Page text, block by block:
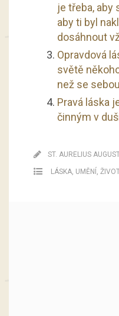
je třeba, aby
aby ti byl
dosáhnout
Opravdová
světě
než se
Pravá láska
činným v
ST. AURELIUS
LÁSKA, UMĚNÍ,